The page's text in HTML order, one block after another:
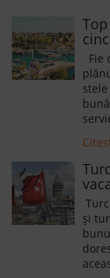
Fie
stele
și